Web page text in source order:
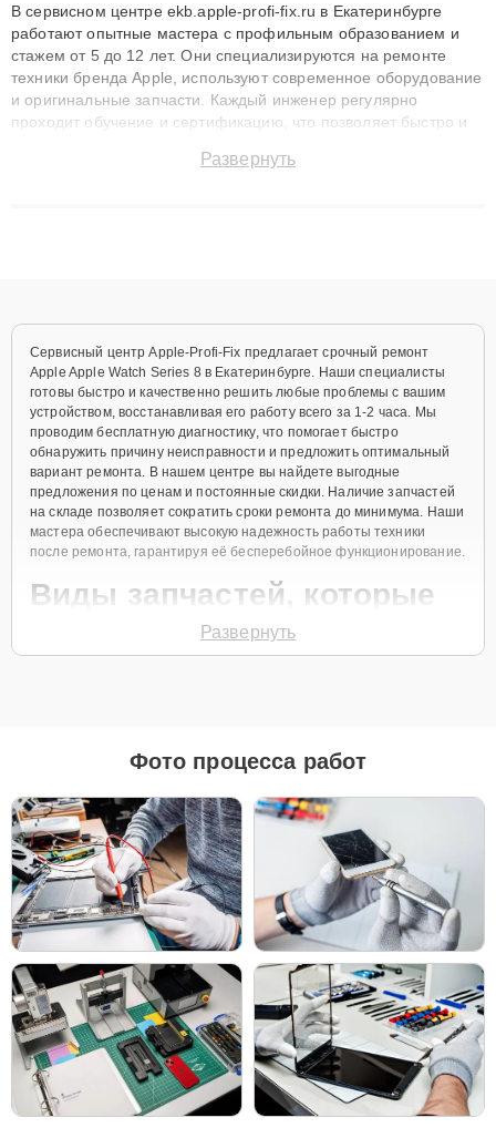
В сервисном центре ekb.apple-profi-fix.ru в Екатеринбурге
работают опытные мастера с профильным образованием и
стажем от 5 до 12 лет. Они специализируются на ремонте
техники бренда Apple, используют современное оборудование
и оригинальные запчасти. Каждый инженер регулярно
проходит обучение и сертификацию, что позволяет быстро и
сохранением гарантии до 3 лет. Наши мастера решают
Развернуть
Сервисный центр Apple-Profi-Fix предлагает срочный ремонт
Apple Apple Watch Series 8 в Екатеринбурге. Наши специалисты
готовы быстро и качественно решить любые проблемы с вашим
устройством, восстанавливая его работу всего за 1-2 часа. Мы
проводим бесплатную диагностику, что помогает быстро
обнаружить причину неисправности и предложить оптимальный
вариант ремонта. В нашем центре вы найдете выгодные
предложения по ценам и постоянные скидки. Наличие запчастей
на складе позволяет сократить сроки ремонта до минимума. Наши
мастера обеспечивают высокую надежность работы техники
после ремонта, гарантируя её бесперебойное функционирование.
Виды запчастей, которые
мы используем
Как выбрать подходящие запчасти:
Если ваше устройство планируется использовать
длительное время, оригинальные запчасти — это
лучший выбор для обеспечения максимальной
совместимости и надежности.
Если планируется обновление устройства в
ближайшее время, можно рассмотреть установку
качественных аналогов для экономии, сохраняя
при этом высокие стандарты надежности.
Независимо от выбора, мы уверены в качестве всех деталей —
будь то оригинальные запчасти или надежные аналоги от
проверенных производителей.
Чтобы начать ремонт, просто позвоните по телефону +7 (343)
288-39-12 или оставьте
Заявку на сайте. Наш специалист
Развернуть
Фото процесса работ